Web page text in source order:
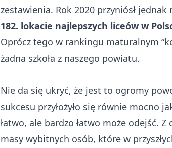
zestawienia. Rok 2020 przyniósł jednak
182. lokacie najlepszych liceów w
Oprócz tego w rankingu maturalnym
żadna szkoła z naszego powiatu.
Nie da się ukryć, że jest to ogromy
sukcesu przyłożyło się równie mocno
łatwo, ale bardzo łatwo może odejść.
masy wybitnych osób, które w